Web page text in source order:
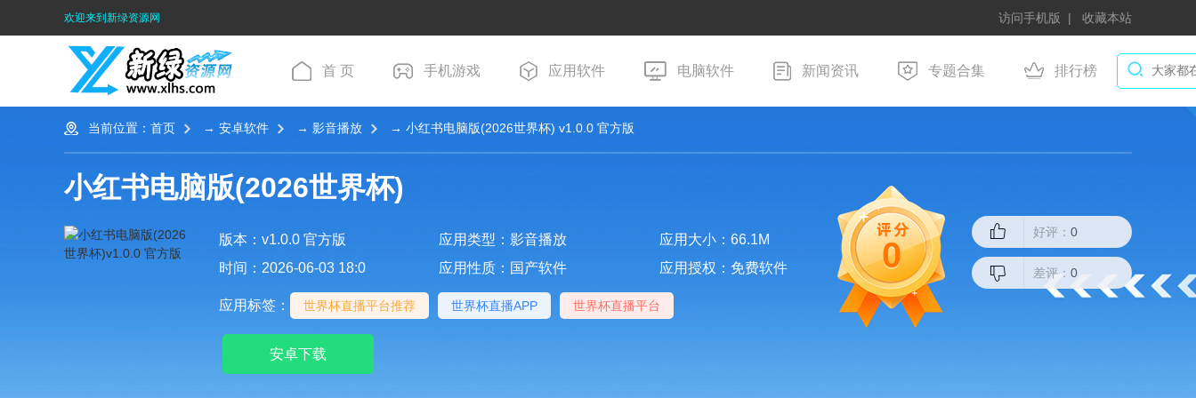
欢迎来到新绿资源网 访问手机版 收藏本站
首 页 手机游戏 应用软件 电脑软件 新闻资讯 专题合集 排行榜
当前位置： 首页 → 安卓软件 → 影音播放 → 小红书电脑版(2026世界杯) v1.0.0 官方版
小红书电脑版(2026世界杯)
版本：v1.0.0 官方版 应用类型：影音播放
应用大小：66.1M
时间：2026-06-03 18:0
应用性质：国产软件 应用授权：免费软件
应用标签： 世界杯直播平台推荐 世界杯直播APP 世界杯直播平台
安卓下载
0
好评： 0
差评： 0